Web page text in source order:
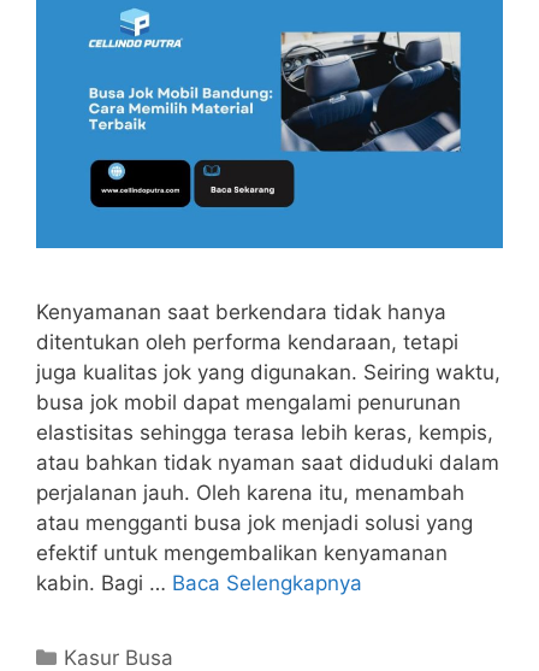
Kenyamanan saat berkendara tidak hanya
ditentukan oleh performa kendaraan, tetapi
juga kualitas jok yang digunakan. Seiring waktu,
busa jok mobil dapat mengalami penurunan
elastisitas sehingga terasa lebih keras, kempis,
atau bahkan tidak nyaman saat diduduki dalam
perjalanan jauh. Oleh karena itu, menambah
atau mengganti busa jok menjadi solusi yang
efektif untuk mengembalikan kenyamanan
kabin. Bagi … Baca Selengkapnya
Kategori
Kasur Busa